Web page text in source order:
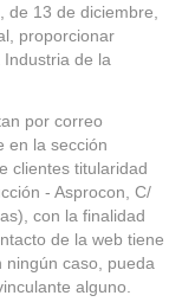
13 de diciembre,
proporcionar
de la
por correo
en la sección
clientes titularidad
- Asprocon, C/
con la finalidad
de la web tiene
caso, pueda
alguno.